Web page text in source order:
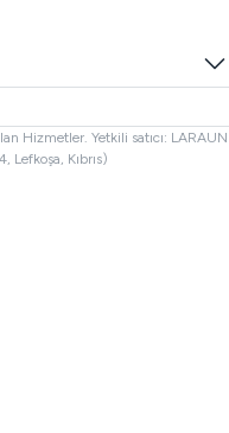
Hizmetler. Yetkili satıcı: LARAUN
Kıbrıs)